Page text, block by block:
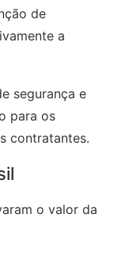
de
a
segurança e
para os
contratantes.
o valor da